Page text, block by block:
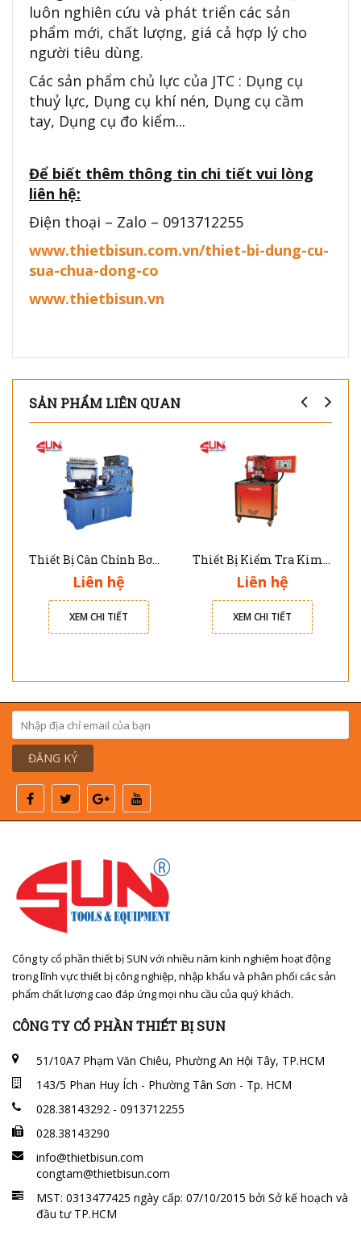
luôn nghiên cứu và phát triển các sản
phẩm mới, chất lượng, giá cả hợp lý cho
người tiêu dùng.
Các sản phẩm chủ lực của JTC : Dụng cụ
thuỷ lực, Dụng cụ khí nén, Dụng cụ cầm
tay, Dụng cụ đo kiểm...
Để biết thêm thông tin chi tiết vui lòng
liên hệ:
Điện thoại – Zalo – 0913712255
www.thietbisun.com.vn/thiet-bi-dung-cu-
sua-chua-dong-co
www.thietbisun.vn
SẢN PHẨM LIÊN QUAN
Thiết Bị Cân Chỉnh Bơm Cao Áp 8 Xy Lanh DNB-103W
Liên hệ
XEM CHI TIẾT
Thiết Bị Kiểm Tra Kim Phun Common Rail Diesel CRDI-100
Liên hệ
XEM CHI TIẾT
ĐĂNG KÝ
Công ty cổ phần thiết bị SUN với nhiều năm kinh nghiệm hoạt động
trong lĩnh vực thiết bị công nghiệp, nhập khẩu và phân phối các sản
phẩm chất lượng cao đáp ứng mọi nhu cầu của quý khách.
CÔNG TY CỔ PHẦN THIẾT BỊ SUN
51/10A7 Phạm Văn Chiêu, Phường An Hội Tây, TP.HCM
143/5 Phan Huy Ích - Phường Tân Sơn - Tp. HCM
028.38143292 - 0913712255
028.38143290
info@thietbisun.com
congtam@thietbisun.com
MST: 0313477425 ngày cấp: 07/10/2015 bởi Sở kế hoạch và
đầu tư TP.HCM